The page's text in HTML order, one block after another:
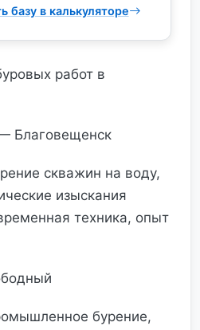
базу в калькуляторе
работ в
Благовещенск
скважин на воду,
изыскания
техника, опыт
бурение,